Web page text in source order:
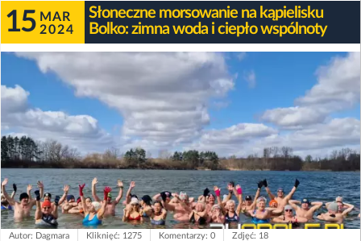
15 MAR
2024
Słoneczne morsowanie na kąpielisku
Bolko: zimna woda i ciepło wspólnoty
Autor: Dagmara Kliknięć: 1275 Komentarzy: 0 Zdjęć: 18